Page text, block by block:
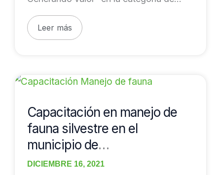
ecoturismo, por
Leer más
Capacitación en manejo de
fauna silvestre en el
municipio de
Barrancabermeja – Santander
DICIEMBRE 16, 2021
Capacitación
de
fauna
silvestre
en